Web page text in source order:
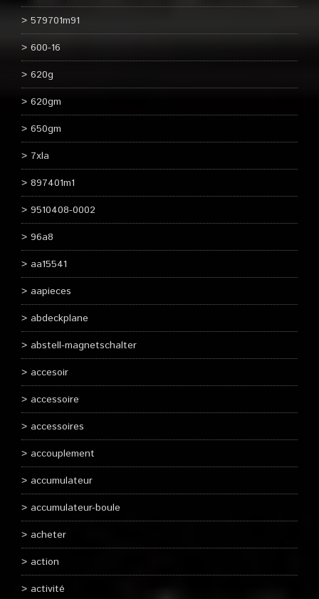
579701m91
600-16
620g
620gm
650gm
7xla
897401m1
9510408-0002
96a8
aa15541
aapieces
abdeckplane
abstell-magnetschalter
accesoir
accessoire
accessoires
accouplement
accumulateur
accumulateur-boule
acheter
action
activité